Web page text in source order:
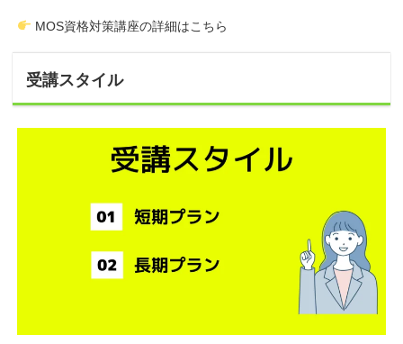
MOS資格対策講座の詳細はこちら
受講スタイル